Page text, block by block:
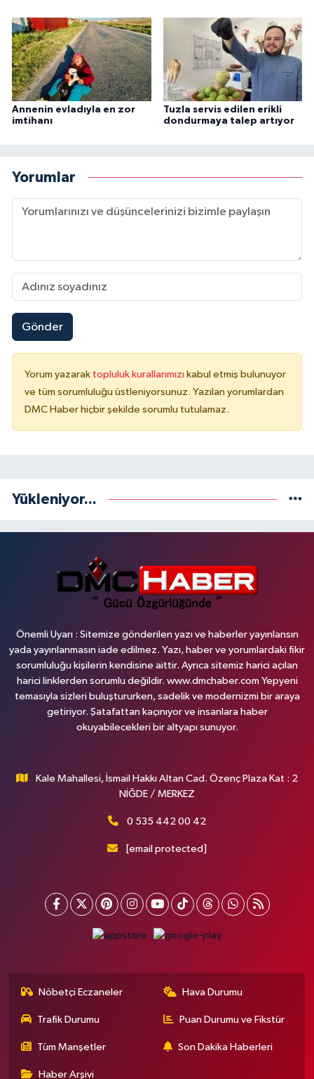
Annenin evladıyla en zor
imtihanı
Tuzla servis edilen erikli
dondurmaya talep artıyor
Yorumlar
Gönder
Yorum yazarak topluluk kurallarımızı kabul etmiş bulunuyor
ve tüm sorumluluğu üstleniyorsunuz. Yazılan yorumlardan
DMC Haber hiçbir şekilde sorumlu tutulamaz.
Yükleniyor...
Önemli Uyarı : Sitemize gönderilen yazı ve haberler yayınlansın
yada yayınlanmasın iade edilmez. Yazı, haber ve yorumlardaki fikir
sorumluluğu kişilerin kendisine aittir. Ayrıca sitemiz harici açılan
harici linklerden sorumlu değildir. www.dmchaber.com Yepyeni
temasıyla sizleri buluştururken, sadelik ve modernizmi bir araya
getiriyor. Şatafattan kaçınıyor ve insanlara haber
okuyabilecekleri bir altyapı sunuyor.
Kale Mahallesi, İsmail Hakkı Altan Cad. Özenç Plaza Kat : 2
NİĞDE / MERKEZ
0 535 442 00 42
[email protected]
Nöbetçi Eczaneler Hava Durumu
Trafik Durumu Puan Durumu ve Fikstür
Tüm Manşetler Son Dakika Haberleri
Haber Arşivi